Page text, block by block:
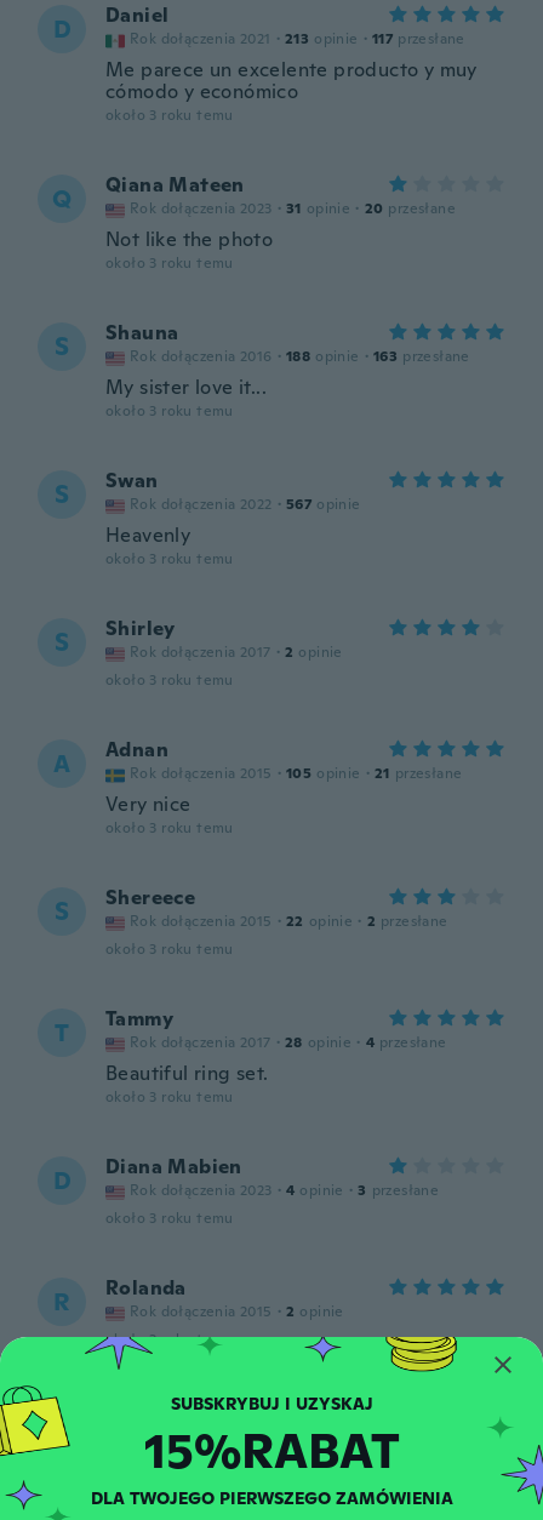
D Daniel
Rok dołączenia 2021 · 213 opinie · 117 przesłane
Me parece un excelente producto y muy
cómodo y económico
około 3 roku temu
Q Qiana Mateen
Rok dołączenia 2023 · 31 opinie · 20 przesłane
Not like the photo
około 3 roku temu
S Shauna
Rok dołączenia 2016 · 188 opinie · 163 przesłane
My sister love it...
około 3 roku temu
S Swan
Rok dołączenia 2022 · 567 opinie
Heavenly
około 3 roku temu
S Shirley
Rok dołączenia 2017 · 2 opinie
około 3 roku temu
A Adnan
Rok dołączenia 2015 · 105 opinie · 21 przesłane
Very nice
około 3 roku temu
S Shereece
Rok dołączenia 2015 · 22 opinie · 2 przesłane
około 3 roku temu
T Tammy
Rok dołączenia 2017 · 28 opinie · 4 przesłane
Beautiful ring set.
około 3 roku temu
D Diana Mabien
Rok dołączenia 2023 · 4 opinie · 3 przesłane
około 3 roku temu
R Rolanda
Rok dołączenia 2015 · 2 opinie
około 3 roku temu
J Rok dołączenia 2022 · 1
opinie
około 3 roku temu
15%RABAT
DLA TWOJEGO PIERWSZEGO ZAMÓWIENIA